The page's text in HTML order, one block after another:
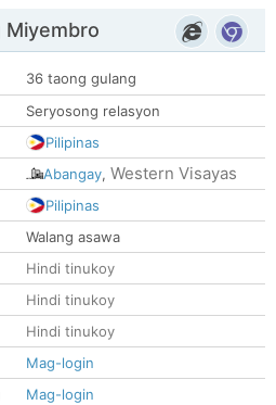
Miyembro
36 taong gulang
Seryosong relasyon
Pilipinas
Abangay, Western Visayas
Pilipinas
Walang asawa
Hindi tinukoy
Hindi tinukoy
Hindi tinukoy
Mag-login
Mag-login